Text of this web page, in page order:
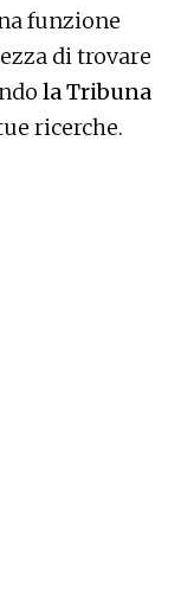
funzione
di trovare
la Tribuna
ricerche.